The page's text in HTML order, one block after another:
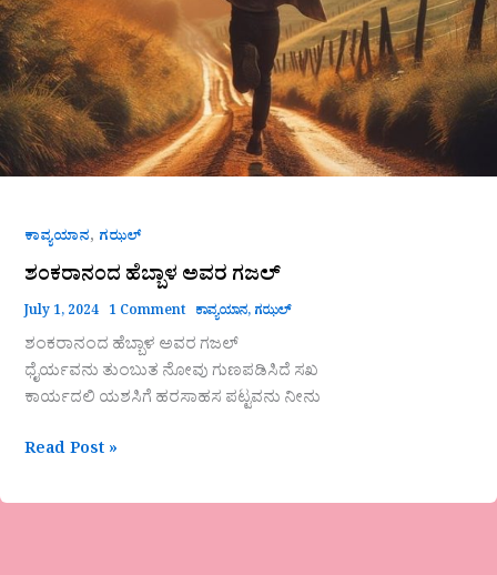
ಕಾವ್ಯಯಾನ, ಗಝಲ್
ಶಂಕರಾನಂದ ಹೆಬ್ಬಾಳ ಅವರ ಗಜಲ್
July 1, 2024 1 Comment ಕಾವ್ಯಯಾನ, ಗಝಲ್
ಶಂಕರಾನಂದ ಹೆಬ್ಬಾಳ ಅವರ ಗಜಲ್
ಧೈರ್ಯವನು ತುಂಬುತ ನೋವು ಗುಣಪಡಿಸಿದೆ ಸಖ
ಕಾರ್ಯದಲಿ ಯಶಸಿಗೆ ಹರಸಾಹಸ ಪಟ್ಟವನು ನೀನು
Read Post »